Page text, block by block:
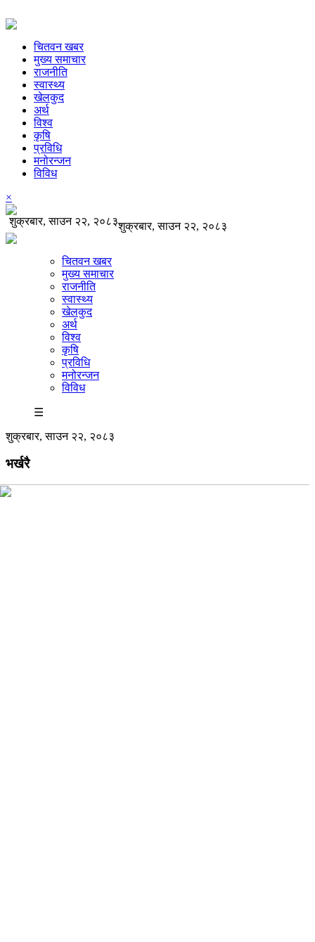
चितवन खबर
मुख्य समाचार
राजनीति
स्वास्थ्य
खेलकुद
अर्थ
विश्व
कृषि
प्रविधि
मनोरन्जन
विविध
×
शुक्रबार, साउन २२, २०८३शुक्रबार, साउन २२, २०८३
चितवन खबर
मुख्य समाचार
राजनीति
स्वास्थ्य
खेलकुद
अर्थ
विश्व
कृषि
प्रविधि
मनोरन्जन
विविध
☰
शुक्रबार, साउन २२, २०८३
भर्खरै